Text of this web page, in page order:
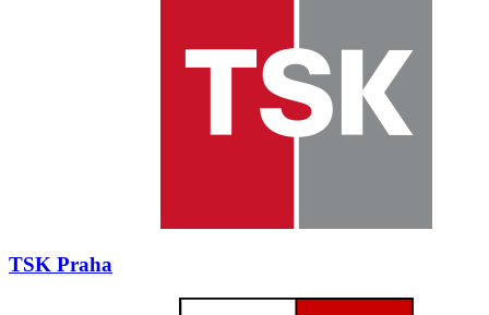
TSK Praha